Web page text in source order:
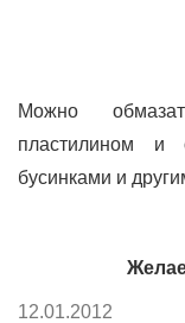
Можно
пластилином и
бусинками и
12.01.2012